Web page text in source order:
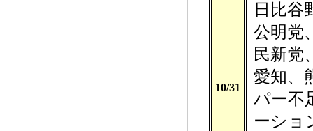
10/31
日比谷
公明
民新党
愛知、
パー不
ーショ